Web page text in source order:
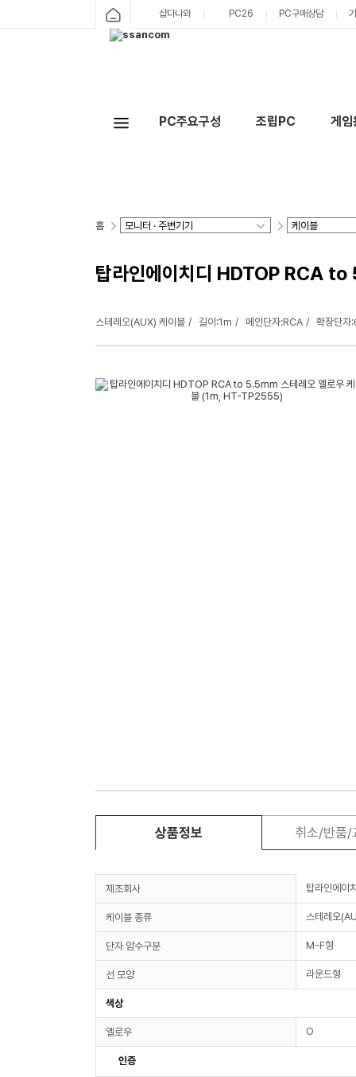
샵다나와 PC26 PC구매상담
PC주요구성 조립PC 게
홈
탑라인에이치디 HDTOP RCA
스테레오(AUX) 케이블 길이:1m 메인단자:RCA 확장단
상품정보 취소/반품/
제조회사 탑라인에이
케이블 종류 스테레오
단자 암수구분 M-F형
선 모양 라운드형
색상
옐로우 O
인증